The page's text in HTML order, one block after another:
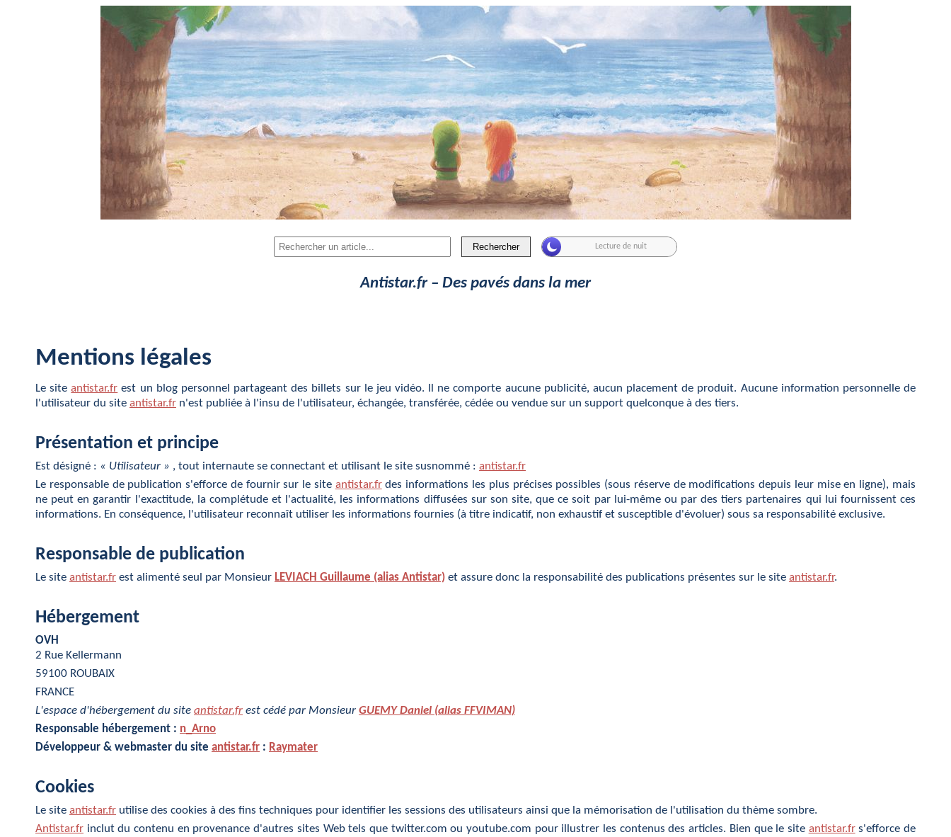
Rechercher
Antistar.fr – Des pavés dans la mer
Mentions légales
Le siteantistar.fr est un blog personnel partageant des billets sur le jeu vidéo. Il ne comporte aucune publicité, aucun placement de produit. Aucune information personnelle de
l'utilisateur du site antistar.fr n'est publiée à l'insu de l'utilisateur, échangée, transférée, cédée ou vendue sur un support quelconque à des tiers.
Présentation et principe
Est désigné : « Utilisateur » , tout internaute se connectant et utilisant le site susnommé : antistar.fr
Le responsable de publication s'efforce de fournir sur le site antistar.frdes informations les plus précises possibles (sous réserve de modifications depuis leur mise en ligne), mais
ne peut en garantir l'exactitude, la complétude et l'actualité, les informations diffusées sur son site, que ce soit par lui-même ou par des tiers partenaires qui lui fournissent ces
informations. En conséquence, l'utilisateur reconnaît utiliser les informations fournies (à titre indicatif, non exhaustif et susceptible d'évoluer) sous sa responsabilité exclusive.
Responsable de publication
Le site antistar.fr est alimenté seul par Monsieur LEVIACH Guillaume (alias Antistar) et assure donc la responsabilité des publications présentes sur le site antistar.fr.
Hébergement
OVH
2 Rue Kellermann
59100 ROUBAIX
FRANCE
L'espace d'hébergement du site antistar.fr est cédé par Monsieur GUEMY Daniel (alias FFVIMAN)
Responsable hébergement : n_Arno
Développeur & webmaster du site antistar.fr : Raymater
Cookies
Le site antistar.fr utilise des cookies à des fins techniques pour identifier les sessions des utilisateurs ainsi que la mémorisation de l'utilisation du thème sombre.
Antistar.fr inclut du contenu en provenance d'autres sites Web tels que twitter.com ou youtube.com pour illustrer les contenus des articles. Bien que le site antistar.frs'efforce de